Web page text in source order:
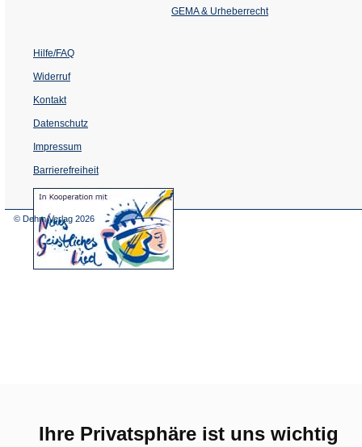
Ihre Privatsphäre ist uns wichtig
Tab)
GEMA & Urheberrecht
Hilfe/FAQ
Widerruf
Kontakt
Datenschutz
Impressum
Barrierefreiheit
(Öffnet
in
© Dehm Verlag 2026